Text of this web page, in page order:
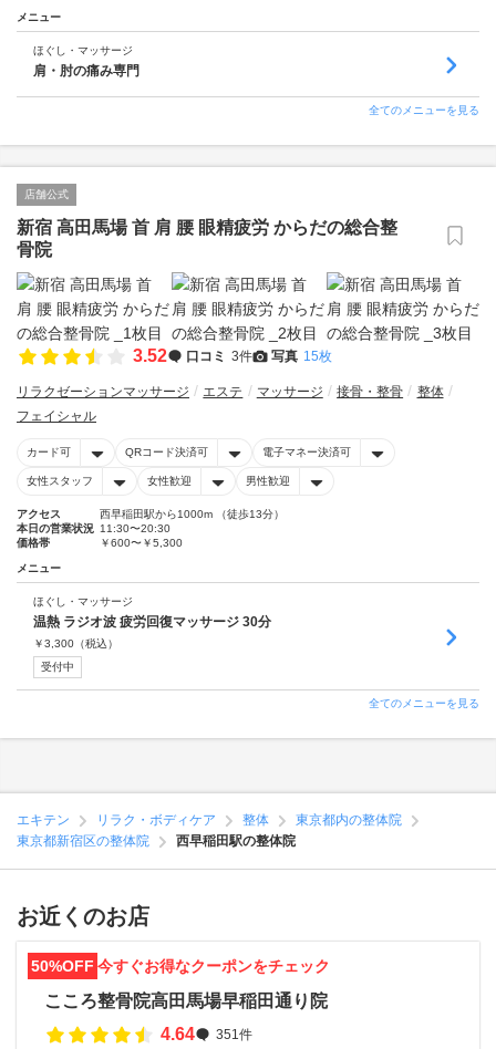
メニュー
ほぐし・マッサージ
肩・肘の痛み専門
全てのメニューを見る
店舗公式
新宿 高田馬場 首 肩 腰 眼精疲労 からだの総合整
骨院
3.52 口コミ 3件 写真 15枚
リラクゼーションマッサージ エステ マッサージ 接骨・整骨
整体
フェイシャル
カード可 QRコード決済可 電子マネー決済可
女性スタッフ 女性歓迎 男性歓迎
アクセス
西早稲田駅から1000m （徒歩13分）
本日の営業状況 11:30〜20:30
価格帯
￥600〜￥5,300
メニュー
ほぐし・マッサージ
温熱 ラジオ波 疲労回復マッサージ 30分
￥3,300 （税込）
受付中
全てのメニューを見る
エキテン リラク・ボディケア 整体
東京都内の整体院
東京都新宿区の整体院
西早稲田駅の整体院
お近くのお店
50%OFF 今すぐお得なクーポンをチェック
こころ整骨院高田馬場早稲田通り院
4.64
351件